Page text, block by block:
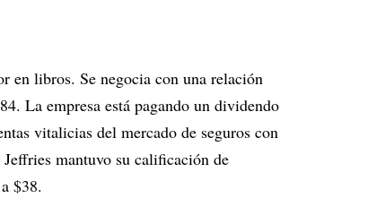
en libros. Se negocia con una relación
La empresa está pagando un dividendo
vitalicias del mercado de seguros con
mantuvo su calificación de
$38.